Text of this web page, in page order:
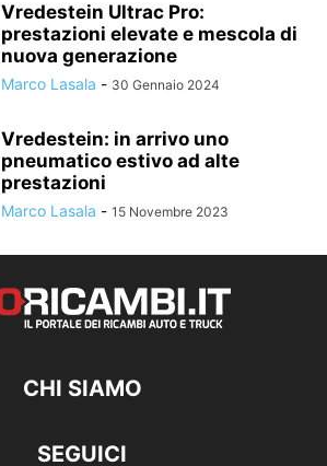
Vredestein Ultrac Pro:
prestazioni elevate e mescola di
nuova generazione
Marco Lasala - 30 Gennaio 2024
Vredestein: in arrivo uno
pneumatico estivo ad alte
prestazioni
Marco Lasala - 15 Novembre 2023
CHI SIAMO
SEGUICI